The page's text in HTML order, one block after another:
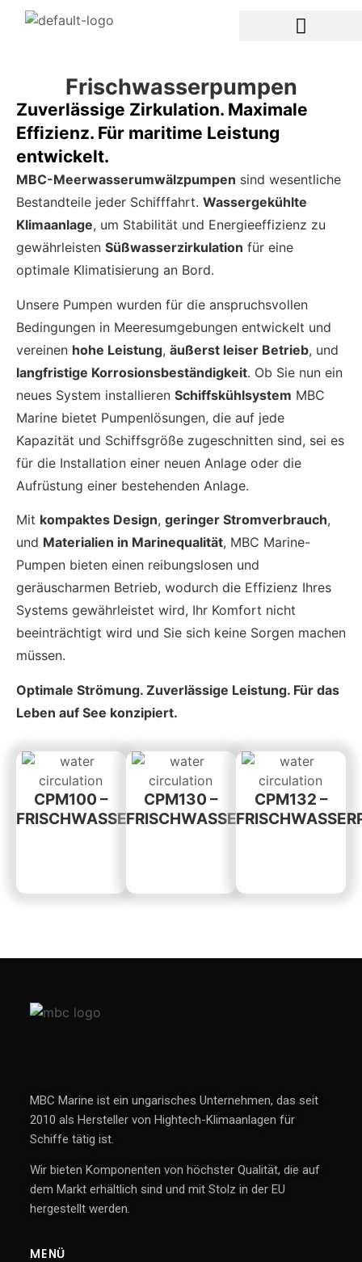
Frischwasserpumpen
Zuverlässige Zirkulation. Maximale
Effizienz. Für maritime Leistung
entwickelt.
MBC-Meerwasserumwälzpumpen sind wesentliche
Bestandteile jeder Schifffahrt. Wassergekühlte
Klimaanlage, um Stabilität und Energieeffizienz zu
gewährleisten Süßwasserzirkulation für eine
optimale Klimatisierung an Bord.
Unsere Pumpen wurden für die anspruchsvollen
Bedingungen in Meeresumgebungen entwickelt und
vereinen hohe Leistung, äußerst leiser Betrieb, und
langfristige Korrosionsbeständigkeit. Ob Sie nun ein
neues System installieren Schiffskühlsystem MBC
Marine bietet Pumpenlösungen, die auf jede
Kapazität und Schiffsgröße zugeschnitten sind, sei es
für die Installation einer neuen Anlage oder die
Aufrüstung einer bestehenden Anlage.
Mit kompaktes Design, geringer Stromverbrauch,
und Materialien in Marinequalität, MBC Marine-
Pumpen bieten einen reibungslosen und
geräuscharmen Betrieb, wodurch die Effizienz Ihres
Systems gewährleistet wird, Ihr Komfort nicht
beeinträchtigt wird und Sie sich keine Sorgen machen
müssen.
Optimale Strömung. Zuverlässige Leistung. Für das
Leben auf See konzipiert.
CPM100 –
FRISCHWASSERPUMPE
CPM130 –
FRISCHWASSERPUMPE
CPM132 –
MBC Marine ist ein ungarisches Unternehmen, das seit
2010 als Hersteller von Hightech-Klimaanlagen für
Schiffe tätig ist.
Wir bieten Komponenten von höchster Qualität, die auf
dem Markt erhältlich sind und mit Stolz in der EU
hergestellt werden.
MENÜ